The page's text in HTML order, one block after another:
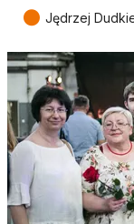
● Jędrzej